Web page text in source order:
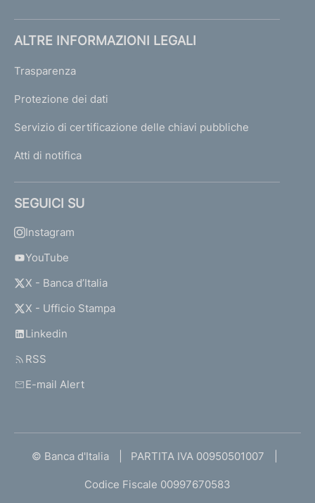
ALTRE INFORMAZIONI LEGALI
Trasparenza
Protezione dei dati
Servizio di certificazione delle chiavi pubbliche
Atti di notifica
SEGUICI SU
Instagram
YouTube
X - Banca d’Italia
X - Ufficio Stampa
Linkedin
RSS
E-mail Alert
© Banca d'Italia PARTITA IVA 00950501007
Codice Fiscale 00997670583